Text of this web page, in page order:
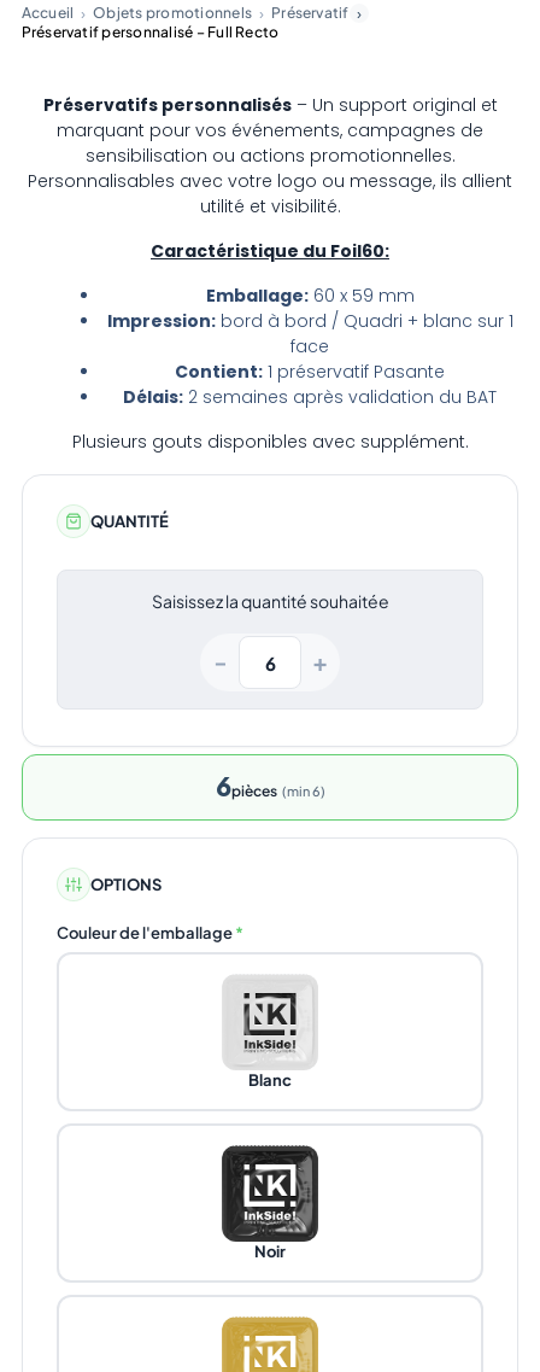
Accueil Objets promotionnels
Préservatif
Préservatif personnalisé – Full Recto
Préservatifs personnalisés– Un support original et
marquant pour vos événements, campagnes de
sensibilisation ou actions promotionnelles.
Personnalisables avec votre logo ou message, ils allient
utilité et visibilité.
Caractéristique du Foil60:
Emballage:60 x 59 mm
Impression:bord à bord / Quadri + blanc sur 1
face
Contient: 1 préservatif Pasante
Délais: 2 semaines après validation du BAT
Plusieurs gouts disponibles avec supplément.
QUANTITÉ
Saisissez la quantité souhaitée
− +
6pièces min 6
OPTIONS
Couleur de l'emballage*
Blanc
Noir